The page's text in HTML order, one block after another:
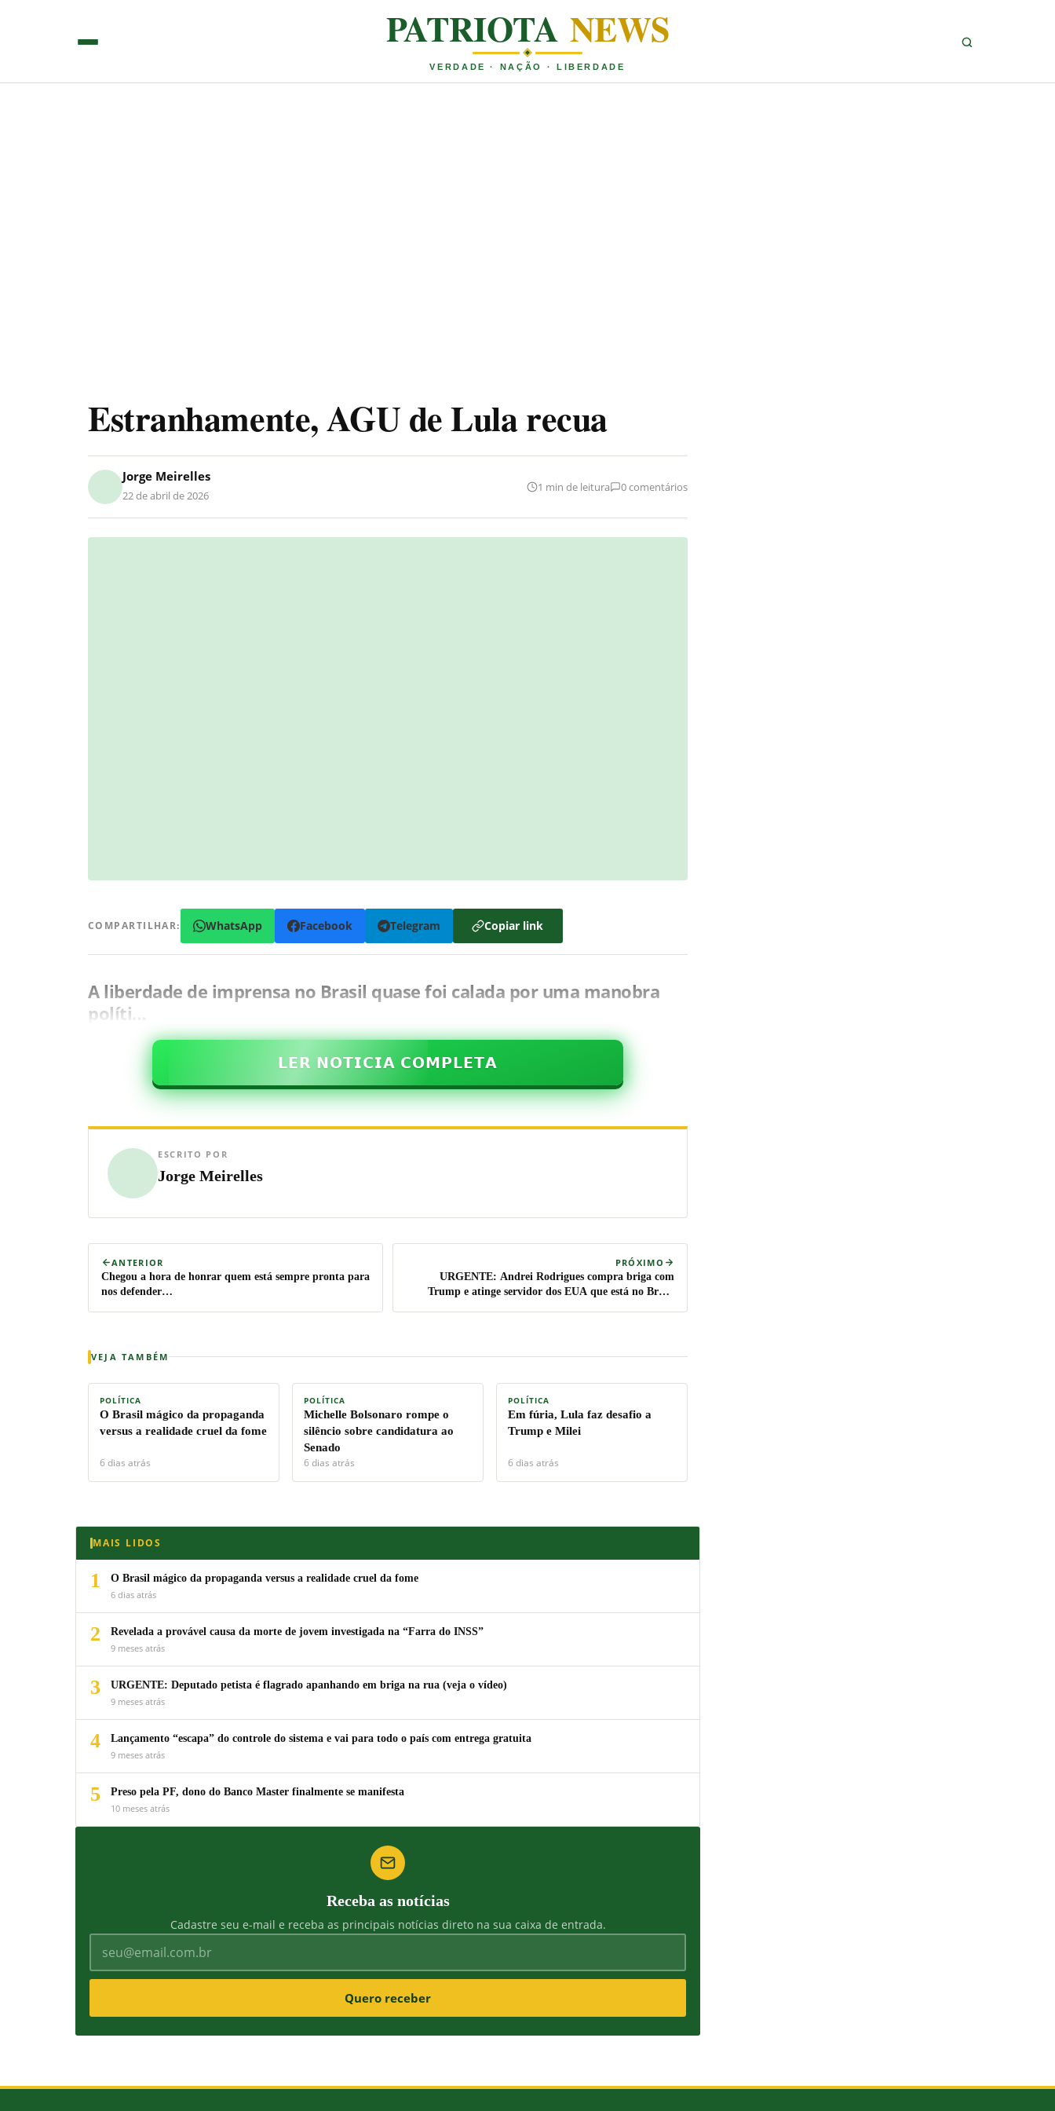
PATRIOTA NEWS
VERDADE · NAÇÃO · LIBERDADE
Estranhamente, AGU de Lula recua
Jorge Meirelles
22 de abril de 2026
1 min de leitura 0 comentários
COMPARTILHAR: WhatsApp Facebook Telegram Copiar link
A liberdade de imprensa no Brasil quase foi calada por uma manobra
políti…
𝗟𝗘𝗥 𝗡𝗢𝗧𝗜𝗖𝗜𝗔 𝗖𝗢𝗠𝗣𝗟𝗘𝗧𝗔
ESCRITO POR
Jorge Meirelles
ANTERIOR
Chegou a hora de honrar quem está sempre pronta para
nos defender…
PRÓXIMO
URGENTE: Andrei Rodrigues compra briga com
Trump e atinge servidor dos EUA que está no Brasil
VEJA TAMBÉM
POLÍTICA
O Brasil mágico da propaganda
versus a realidade cruel da fome
6 dias atrás
POLÍTICA
Michelle Bolsonaro rompe o
silêncio sobre candidatura ao
Senado
6 dias atrás
POLÍTICA
Em fúria, Lula faz desafio a
Trump e Milei
6 dias atrás
MAIS LIDOS
1
O Brasil mágico da propaganda versus a realidade cruel da fome
6 dias atrás
2
Revelada a provável causa da morte de jovem investigada na “Farra do INSS”
9 meses atrás
3
URGENTE: Deputado petista é flagrado apanhando em briga na rua (veja o vídeo)
9 meses atrás
4
Lançamento “escapa” do controle do sistema e vai para todo o país com entrega gratuita
9 meses atrás
5
Preso pela PF, dono do Banco Master finalmente se manifesta
10 meses atrás
Receba as notícias
Cadastre seu e-mail e receba as principais notícias direto na sua caixa de entrada.
Quero receber